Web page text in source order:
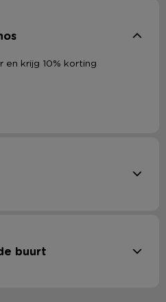
en krijg 10% korting
buurt